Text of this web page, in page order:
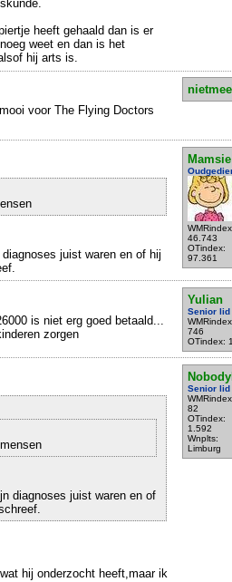
heeft gehaald dan is er
weet en dan is het
hij arts is.
voor The Flying Doctors
Mamsie
46.743
OTindex:
97.361
juist waren en of hij
Yulian
Senior lid
746
OTindex:
is niet erg goed betaald...
zorgen
Senior lid
82
OTindex:
1.592
Wnplts:
Limburg
diagnoses juist waren en of
hij onderzocht heeft,maar ik